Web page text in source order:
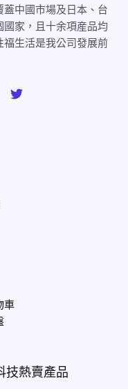
中國市場及日本、台
家，且十余項産品均
生活是我公司發展前
車
技熱賣產品